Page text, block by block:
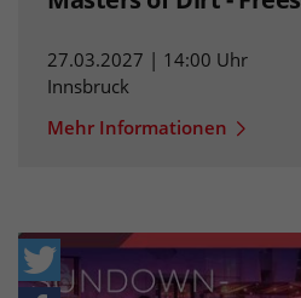
27.03.2027 | 14:00 Uhr
Innsbruck
Mehr Informationen